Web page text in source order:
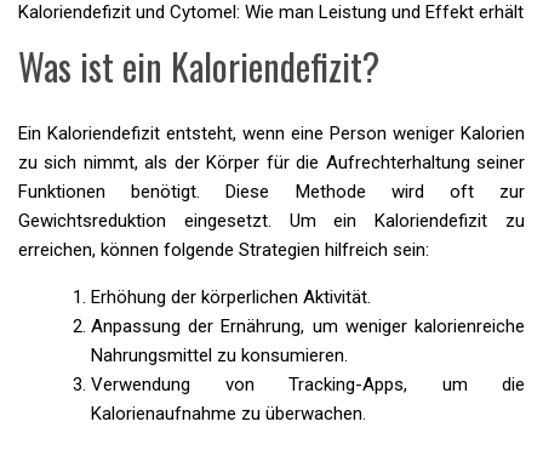
Kaloriendefizit und Cytomel: Wie man Leistung und Effekt erhält
Was ist ein Kaloriendefizit?
Ein Kaloriendefizit entsteht, wenn eine Person weniger Kalorien
zu sich nimmt, als der Körper für die Aufrechterhaltung seiner
Funktionen benötigt. Diese Methode wird oft zur
Gewichtsreduktion eingesetzt. Um ein Kaloriendefizit zu
erreichen, können folgende Strategien hilfreich sein:
Erhöhung der körperlichen Aktivität.
Anpassung der Ernährung, um weniger kalorienreiche
Nahrungsmittel zu konsumieren.
Verwendung von Tracking-Apps, um die
Kalorienaufnahme zu überwachen.